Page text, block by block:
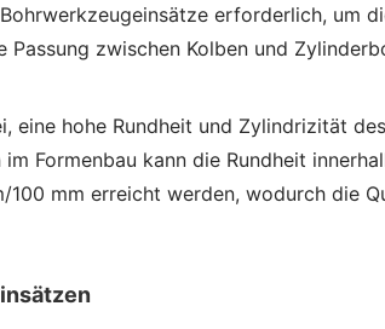
erforderlich, um
zwischen Kolben und
eine hohe Rundheit und Zylindrizität
Formenbau kann die Rundheit
mm erreicht werden, wodurch die